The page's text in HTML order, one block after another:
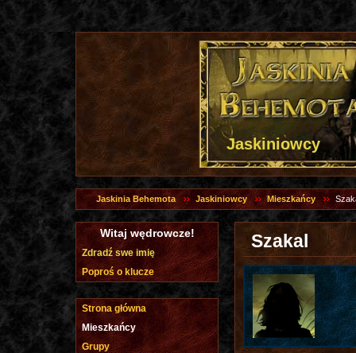
Jaskiniowcy
Jaskinia Behemota Jaskiniowcy Mieszkańcy
Szakal
Witaj wędrowcze!
Zdradź swe imię
Poproś o klucze
Strona główna
Mieszkańcy
Grupy